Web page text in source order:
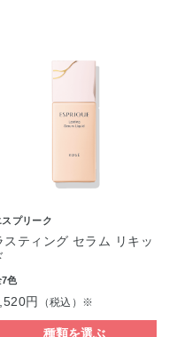
スプリーク
スティング セラム リキッ
7色
円 （税込）※
種類を選ぶ